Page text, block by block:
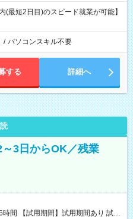
(最短2日目)のスピード就業が可能】
/ パソコンスキル不要
する 詳細へ
3日からOK／残業
あり 試用